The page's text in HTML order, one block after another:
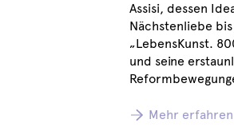
Assisi, dessen
Nächstenliebe
„LebensKunst.
und seine
Mehr erfahren